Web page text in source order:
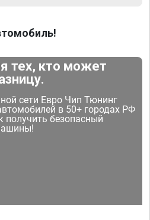
тех, кто может
сети Евро Чип Тюнинг
в 50+ городах РФ
получить безопасный